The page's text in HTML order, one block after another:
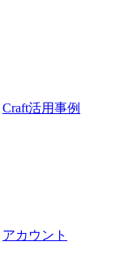
Craft活用事例
アカウント